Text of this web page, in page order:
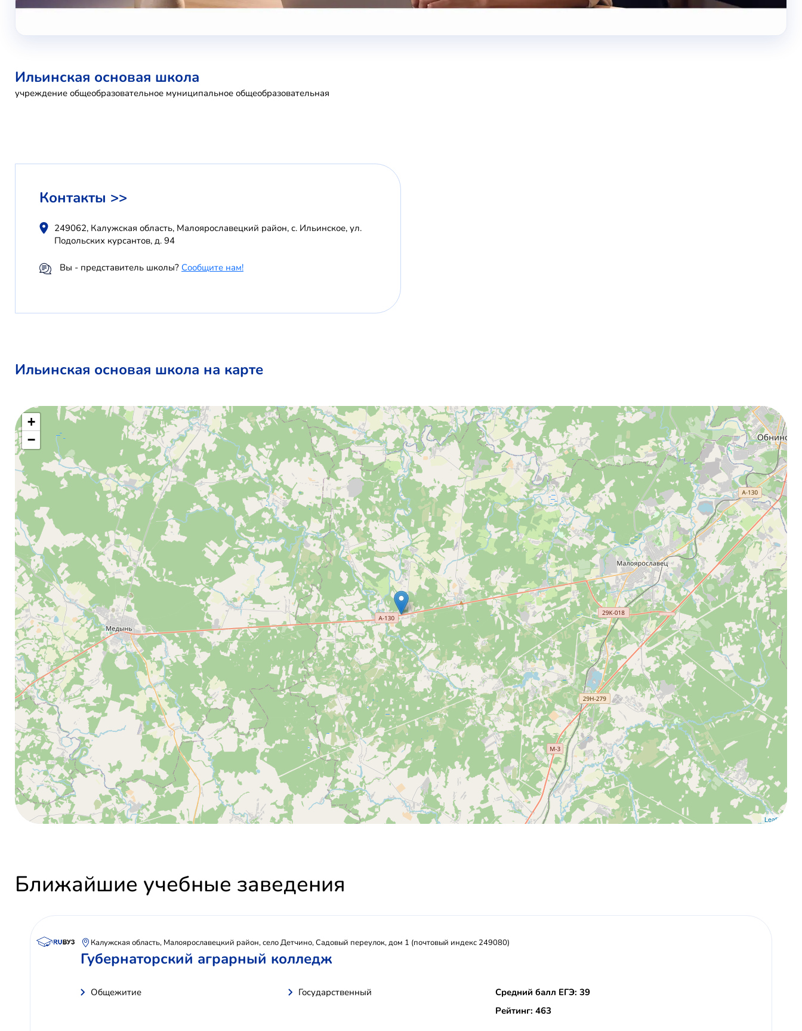
Ильинская основая школа
учреждение общеобразовательное муниципальное общеобразовательная
Контакты >>
249062, Калужская область, Малоярославецкий район, с. Ильинское, ул.
Подольских курсантов, д. 94
Вы - представитель школы? Сообщите нам!
Ильинская основая школа на карте
+
−
Leaflet
Ближайшие учебные заведения
Калужская область, Малоярославецкий район, село Детчино, Садовый переулок, дом 1 (почтовый индекс 249080)
Губернаторский аграрный колледж
Общежитие Государственный
Средний балл ЕГЭ: 39
Рейтинг: 463